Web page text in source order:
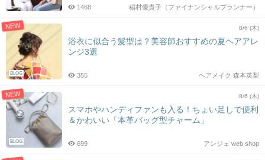
稲村優貴子（ファイナンシャルプランナー）
1468
NEW
BLOG
8/6 (木)
浴衣に似合う髪型は？美容師おすすめの夏ヘアアレ
ンジ3選
ヘアメイク 森本英梨
355
NEW
BLOG
8/6 (木)
スマホやハンディファンも入る！ちょい足しで便利
＆かわいい「本革バッグ型チャーム」
アンジェ web shop
699